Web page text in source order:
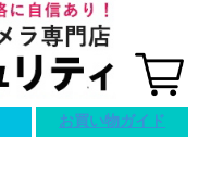
お買い物ガイド